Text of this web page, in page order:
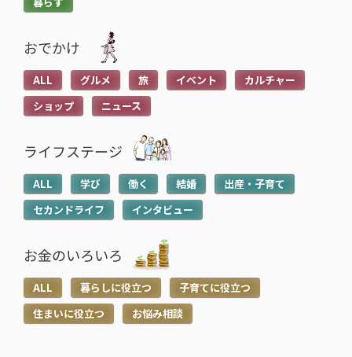
おでかけ
ALL グルメ 旅 イベント
カルチャー
ショップ
ニュース
ライフステージ
ALL 学び 働く 結婚
出産・子育て
セカンドライフ
インタビュー
お金のいろいろ
ALL 暮らしに役立つ
子育てに役立つ
住まいに役立つ
お悩み相談